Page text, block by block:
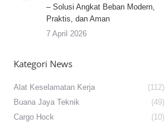
– Solusi Angkat Beban Modern,
Praktis, dan Aman
7 April 2026
Kategori News
Alat Keselamatan Kerja
(112)
Buana Jaya Teknik
(49)
Cargo Hock
(10)